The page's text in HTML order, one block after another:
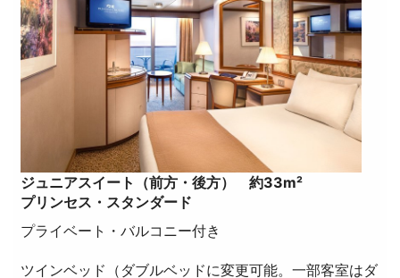
ジュニアスイート（前方・後方） 約33m²
プリンセス・スタンダード
プライベート・バルコニー付き
ツインベッド（ダブルベッドに変更可能。一部客室はダ